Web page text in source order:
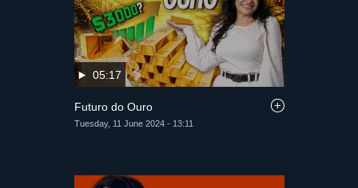
05:17
Futuro do Ouro
Tuesday, 11 June 2024 - 13:11